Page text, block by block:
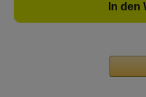
In den